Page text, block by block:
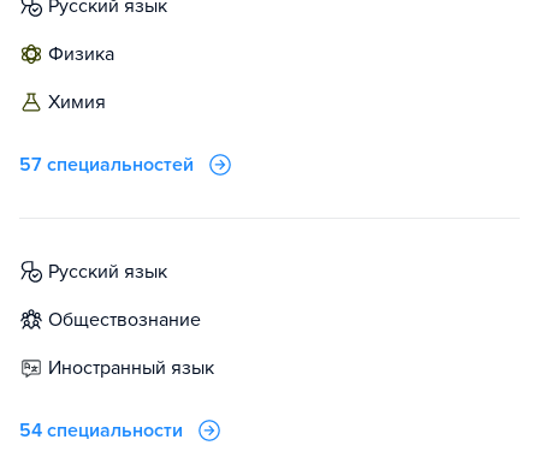
русский язык
физика
химия
57 специальностей
русский язык
обществознание
иностранный язык
54 специальности